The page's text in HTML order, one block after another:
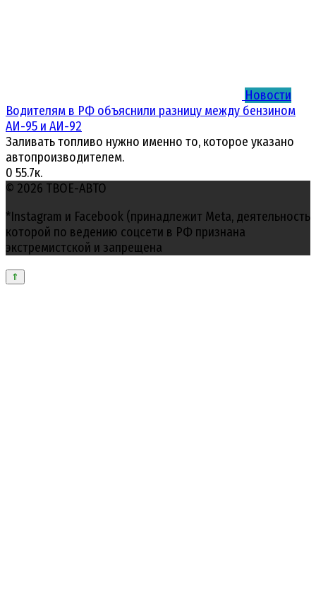
Новости
Водителям в РФ объяснили разницу между бензином
АИ-95 и АИ-92
Заливать топливо нужно именно то, которое указано
автопроизводителем.
0 55.7к.
© 2026 ТВОЕ-АВТО
*Instagram и Facebook (принадлежит Meta, деятельность
которой по ведению соцсети в РФ признана
экстремистской и запрещена